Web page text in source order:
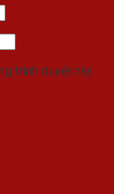
trình duyệt này